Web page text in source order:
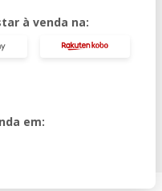
à venda na:
em: